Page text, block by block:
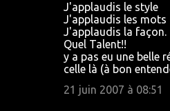
J'applaudis le style
J'applaudis les mots
J'applaudis la façon.
Quel Talent!!
y a pas eu une belle
celle là (à bon
21 juin 2007 à 08:51